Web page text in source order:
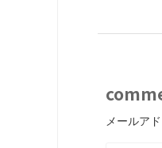
メールア